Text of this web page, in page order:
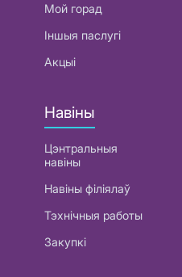
Мой горад
Іншыя паслугі
Акцыі
Навіны
Цэнтральныя
навіны
Навіны філіялаў
Тэхнічныя работы
Закупкі